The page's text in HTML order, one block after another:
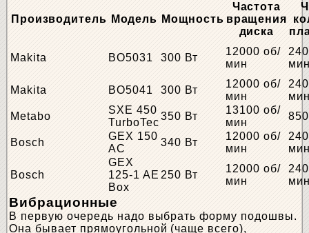
Производитель Модель Мощность
Частота
вращения
диска
Makita BO5031 300 Вт
12000 об/
мин
Makita BO5041 300 Вт
12000 об/
мин
Metabo
SXE 450
TurboTec
350 Вт
13100 об/
мин
Bosch
GEX 150
AC
340 Вт
12000 об/
мин
Bosch
GEX
125-1 AE
Box
250 Вт
12000 об/
мин
Вибрационные
В первую очередь надо выбрать форму подошвы.
Она бывает прямоугольной (чаще всего),